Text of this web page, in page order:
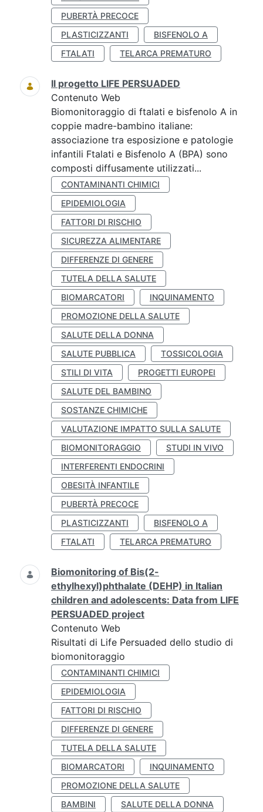
PUBERTÀ PRECOCE
PLASTICIZZANTI
BISFENOLO A
FTALATI
TELARCA PREMATURO
Il progetto LIFE PERSUADED
Contenuto Web
Biomonitoraggio di ftalati e bisfenolo A in
coppie madre-bambino italiane:
associazione tra esposizione e patologie
infantili Ftalati e Bisfenolo A (BPA) sono
composti diffusamente utilizzati...
CONTAMINANTI CHIMICI
EPIDEMIOLOGIA
FATTORI DI RISCHIO
SICUREZZA ALIMENTARE
DIFFERENZE DI GENERE
TUTELA DELLA SALUTE
BIOMARCATORI
INQUINAMENTO
PROMOZIONE DELLA SALUTE
SALUTE DELLA DONNA
SALUTE PUBBLICA
TOSSICOLOGIA
STILI DI VITA
PROGETTI EUROPEI
SALUTE DEL BAMBINO
SOSTANZE CHIMICHE
VALUTAZIONE IMPATTO SULLA SALUTE
BIOMONITORAGGIO
STUDI IN VIVO
INTERFERENTI ENDOCRINI
OBESITÀ INFANTILE
PUBERTÀ PRECOCE
PLASTICIZZANTI
BISFENOLO A
FTALATI
TELARCA PREMATURO
Biomonitoring of Bis(2-
ethylhexyl)phthalate (DEHP) in Italian
children and adolescents: Data from LIFE
PERSUADED project
Contenuto Web
Risultati di Life Persuaded dello studio di
biomonitoraggio
CONTAMINANTI CHIMICI
EPIDEMIOLOGIA
FATTORI DI RISCHIO
DIFFERENZE DI GENERE
TUTELA DELLA SALUTE
BIOMARCATORI
INQUINAMENTO
PROMOZIONE DELLA SALUTE
BAMBINI
SALUTE DELLA DONNA